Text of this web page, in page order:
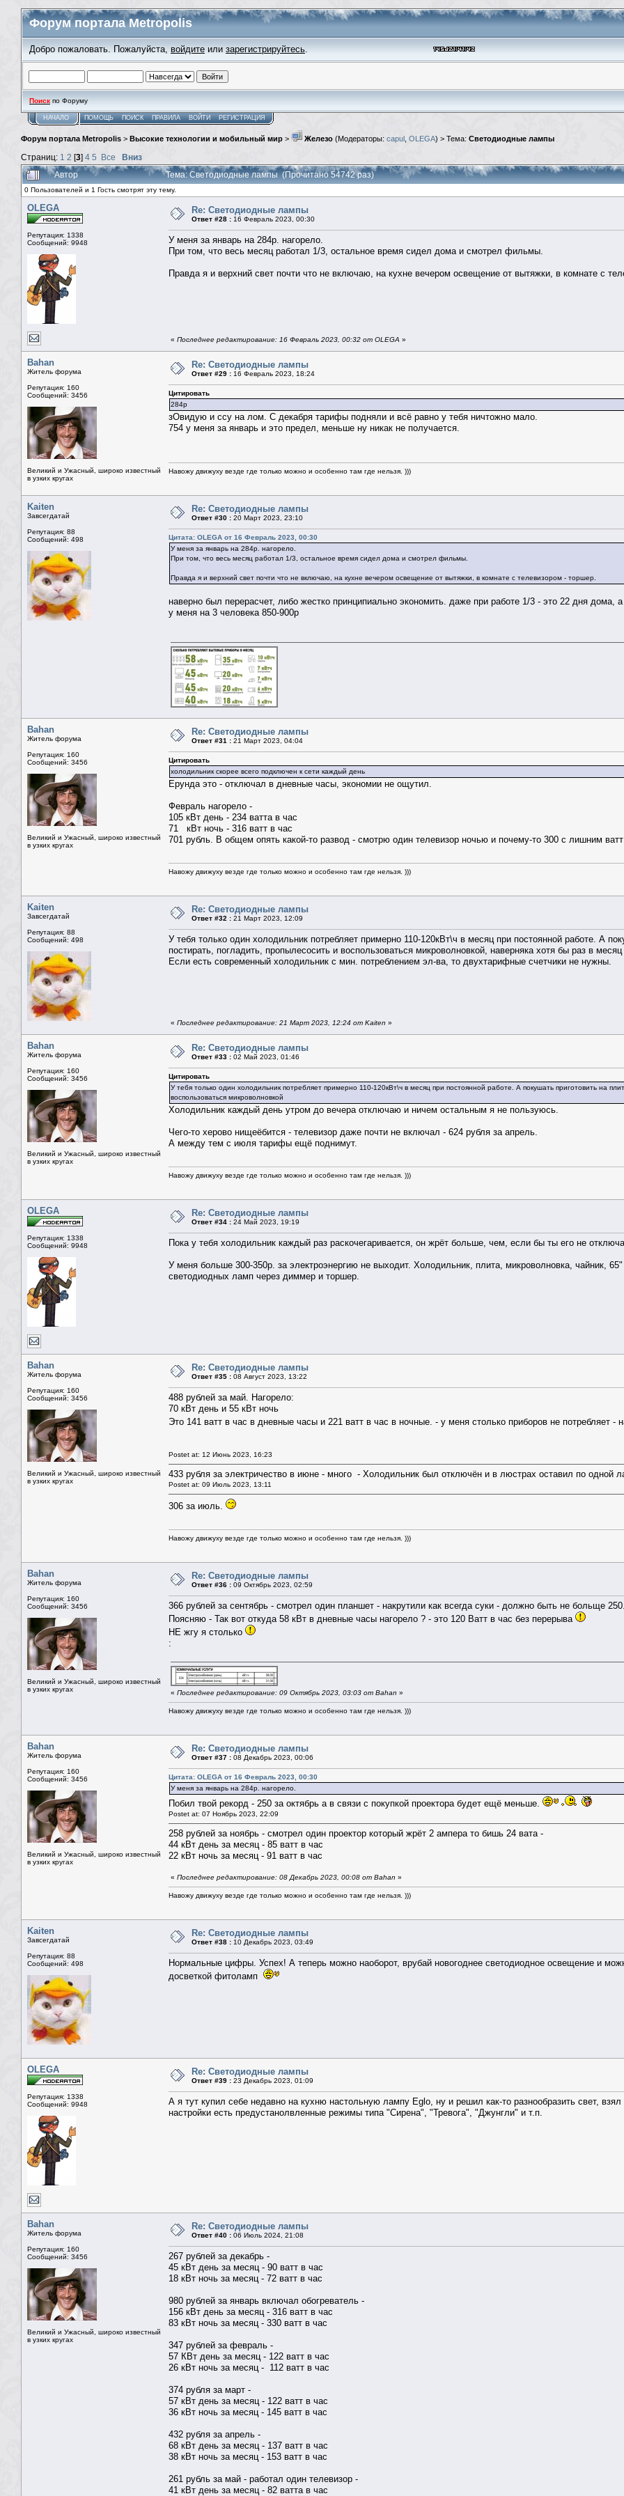
Форум портала Metropolis
Добро пожаловать. Пожалуйста, войдите или зарегистрируйтесь.
Поиск по Форуму
НАЧАЛО ПОМОЩЬ ПОИСК ПРАВИЛА ВОЙТИ РЕГИСТРАЦИЯ
Форум портала Metropolis > Высокие технологии и мобильный мир > Железо (Модераторы: capul OLEGA) > Тема: Светодиодные лампы
Страниц: 1 2 [3] 4 5 Все
Вниз
Автор
Тема: Светодиодные лампы (Прочитано 54742 раз)
0 Пользователей и 1 Гость смотрят эту тему.
OLEGA
Репутация: 1338
Сообщений: 9948
Re: Светодиодные лампы
Ответ #28 : 16 Февраль 2023, 00:30
У меня за январь на 284р. нагорело.
При том, что весь месяц работал 1/3, остальное время сидел дома и смотрел фильмы.
Правда я и верхний свет почти что не включаю, на кухне вечером освещение от вытяжки, в комнате с
« Последнее редактирование: 16 Февраль 2023, 00:32 от OLEGA »
Bahan
Житель форума
Репутация: 160
Сообщений: 3456
Великий и Ужасный, широко известный
в узких кругах
Re: Светодиодные лампы
Ответ #29 : 16 Февраль 2023, 18:24
Цитировать
284р
зОвидую и ссу на лом. С декабря тарифы подняли и всё равно у тебя ничтожно мало.
754 у меня за январь и это предел, меньше ну никак не получается.
Навожу движуху везде где только можно и особенно там где нельзя. )))
Kaiten
Завсегдатай
Репутация: 88
Сообщений: 498
Re: Светодиодные лампы
Ответ #30 : 20 Март 2023, 23:10
Цитата: OLEGA от 16 Февраль 2023, 00:30
У меня за январь на 284р. нагорело.
При том, что весь месяц работал 1/3, остальное время сидел дома и смотрел фильмы.
Правда я и верхний свет почти что не включаю, на кухне вечером освещение от вытяжки, в комнате с телевизором - торшер.
наверно был перерасчет, либо жестко принципиально экономить. даже при работе 1/3 - это 22 дня дома,
у меня на 3 человека 850-900р
Bahan
Житель форума
Репутация: 160
Сообщений: 3456
Великий и Ужасный, широко известный
в узких кругах
Re: Светодиодные лампы
Ответ #31 : 21 Март 2023, 04:04
Цитировать
холодильник скорее всего подключен к сети каждый день
Ерунда это - отключал в дневные часы, экономии не ощутил.
Февраль нагорело -
105 кВт день - 234 ватта в час
71 кВт ночь - 316 ватт в час
701 рубль. В общем опять какой-то развод - смотрю один телевизор ночью и почему-то 300 с лишним
Навожу движуху везде где только можно и особенно там где нельзя. )))
Kaiten
Завсегдатай
Репутация: 88
Сообщений: 498
Re: Светодиодные лампы
Ответ #32 : 21 Март 2023, 12:09
У тебя только один холодильник потребляет примерно 110-120кВт\ч в месяц при постоянной работе. А
постирать, погладить, пропылесосить и воспользоваться микроволновкой, наверняка хотя бы раз в
Если есть современный холодильник с мин. потреблением эл-ва, то двухтарифные счетчики не нужны.
« Последнее редактирование: 21 Март 2023, 12:24 от Kaiten »
Bahan
Житель форума
Репутация: 160
Сообщений: 3456
Великий и Ужасный, широко известный
в узких кругах
Re: Светодиодные лампы
Ответ #33 : 02 Май 2023, 01:46
Цитировать
У тебя только один холодильник потребляет примерно 110-120кВт\ч в месяц при постоянной работе. А покушать приготовить на
воспользоваться микроволновкой
Холодильник каждый день утром до вечера отключаю и ничем остальным я не пользуюсь.
Чего-то херово нищеёбится - телевизор даже почти не включал - 624 рубля за апрель.
А между тем с июля тарифы ещё поднимут.
Навожу движуху везде где только можно и особенно там где нельзя. )))
OLEGA
Репутация: 1338
Сообщений: 9948
Re: Светодиодные лампы
Ответ #34 : 24 Май 2023, 19:19
Пока у тебя холодильник каждый раз раскочегаривается, он жрёт больше, чем, если бы ты его не
У меня больше 300-350р. за электроэнергию не выходит. Холодильник, плита, микроволновка, чайник,
светодиодных ламп через диммер и торшер.
Bahan
Житель форума
Репутация: 160
Сообщений: 3456
Великий и Ужасный, широко известный
в узких кругах
Re: Светодиодные лампы
Ответ #35 : 08 Август 2023, 13:22
488 рублей за май. Нагорело:
70 кВт день и 55 кВт ночь
Это 141 ватт в час в дневные часы и 221 ватт в час в ночные. - у меня столько приборов не потребляет -
Postet at: 12 Июнь 2023, 16:23
433 рубля за электричество в июне - много - Холодильник был отключён и в люстрах оставил по одной
Postet at: 09 Июль 2023, 13:11
306 за июль.
Навожу движуху везде где только можно и особенно там где нельзя. )))
Bahan
Житель форума
Репутация: 160
Сообщений: 3456
Великий и Ужасный, широко известный
в узких кругах
Re: Светодиодные лампы
Ответ #36 : 09 Октябрь 2023, 02:59
366 рублей за сентябрь - смотрел один планшет - накрутили как всегда суки - должно быть не больще
Поясняю - Так вот откуда 58 кВт в дневные часы нагорело ? - это 120 Ватт в час без перерыва
НЕ жгу я столько
:
« Последнее редактирование: 09 Октябрь 2023, 03:03 от Bahan »
Навожу движуху везде где только можно и особенно там где нельзя. )))
Bahan
Житель форума
Репутация: 160
Сообщений: 3456
Великий и Ужасный, широко известный
в узких кругах
Re: Светодиодные лампы
Ответ #37 : 08 Декабрь 2023, 00:06
Цитата: OLEGA от 16 Февраль 2023, 00:30
У меня за январь на 284р. нагорело.
Побил твой рекорд - 250 за октябрь а в связи с покупкой проектора будет ещё меньше.
Postet at: 07 Ноябрь 2023, 22:09
258 рублей за ноябрь - смотрел один проектор который жрёт 2 ампера то бишь 24 вата -
44 кВт день за месяц - 85 ватт в час
22 кВт ночь за месяц - 91 ватт в час
« Последнее редактирование: 08 Декабрь 2023, 00:08 от Bahan »
Навожу движуху везде где только можно и особенно там где нельзя. )))
Kaiten
Завсегдатай
Репутация: 88
Сообщений: 498
Re: Светодиодные лампы
Ответ #38 : 10 Декабрь 2023, 03:49
Нормальные цифры. Успех! А теперь можно наоборот, врубай новогоднее светодиодное освещение и
досветкой фитоламп
OLEGA
Репутация: 1338
Сообщений: 9948
Re: Светодиодные лампы
Ответ #39 : 23 Декабрь 2023, 01:09
А я тут купил себе недавно на кухню настольную лампу Eglo, ну и решил как-то разнообразить свет,
настройки есть предустанолвленные режимы типа "Сирена", "Тревога", "Джунгли" и т.п.
Bahan
Житель форума
Репутация: 160
Сообщений: 3456
Великий и Ужасный, широко известный
в узких кругах
Re: Светодиодные лампы
Ответ #40 : 06 Июль 2024, 21:08
267 рублей за декабрь -
45 кВт день за месяц - 90 ватт в час
18 кВт ночь за месяц - 72 ватт в час
980 рублей за январь включал обогреватель -
156 кВт день за месяц - 316 ватт в час
83 кВт ночь за месяц - 330 ватт в час
347 рублей за февраль -
57 КВт день за месяц - 122 ватт в час
26 кВт ночь за месяц - 112 ватт в час
374 рубля за март -
57 кВт день за месяц - 122 ватт в час
36 кВт ночь за месяц - 145 ватт в час
432 рубля за апрель -
68 кВт день за месяц - 137 ватт в час
38 кВт ночь за месяц - 153 ватт в час
261 рубль за май - работал один телевизор -
41 кВт день за месяц - 82 ватта в час